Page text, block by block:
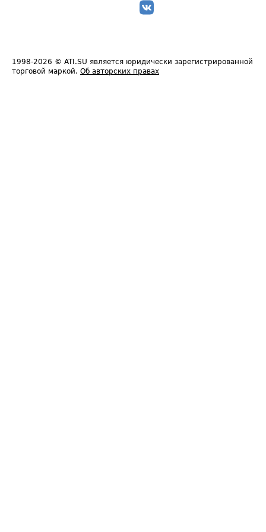
1998-2026 © ATI.SU является юридически зарегистрированной
торговой маркой. Об авторских правах